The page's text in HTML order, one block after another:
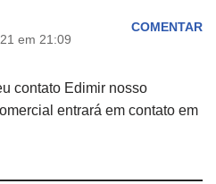
em 21:09
COMENTAR
contato Edimir nosso
entrará em contato em